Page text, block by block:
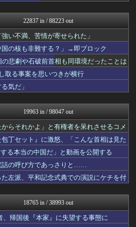
なんじぇいスタジアム＠なん...
奥様は鬼女-DQN返しまと...
国難にあってもの申す！！
アニはつ -アニメ発信場-
なんJ PRIDE
アニゲー速報
ドメサカブログ
ふぇー速
ハウメニージャパン！
スコールちゃんねる｜２ちゃ...
坂道情報通～乃木坂46まと...
にゅーすアルー！
ポッカキット
うしみつ-5chまとめ-
ゴールデンタイムズ
なんじぇいスタジアム＠なん...
ウマ娘うまぴょい速報
ベイスターズNEWS
櫻坂46まとめもり～
22837 in / 88223 out
い不満、苦情が寄せられた」
の核も非難する？」→即ブロック
悲劇や石破前首相も同環境だったことは
取る事案を思いつきが横行
気だ」
19963 in / 98047 out
らそれかよ」と有権者を呆れさせるコメ
丁セット』に激怒、「こんな首相は見た
る本当の中国だ」と動画を公開する
話の呼び方であっさりと……
左派、平和記念式典での演説にケチを付
18765 in / 38993 out
帰国後『本家』に失望する事態に